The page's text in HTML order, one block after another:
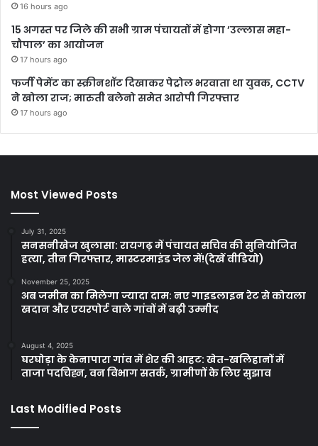
16 hours ago
15 अगस्त पर जिले की सभी ग्राम पंचायतों में होगा ’उल्लास महा-
चौपाल’ का आयोजन
17 hours ago
फर्जी पेमेंट का स्क्रीनशॉट दिखाकर पेट्रोल भरवाता था युवक, CCTV
ने खोला राज; मारुती बलेनो समेत आरोपी गिरफ्तार
17 hours ago
Most Viewed Posts
July 31, 2025
सनसनीखेज खुलासा: रायगढ़ में पंचायत सचिव की सुनियोजित
हत्या, तीन गिरफ्तार, मास्टरमाइंड जेल में!(देखें वीडियो)
November 25, 2025
अब जमीन का मिलेगा ज्यादा दाम: नए गाइडलाइन रेट से कोयला
खदान और एयरपोर्ट वाले गांवों में बढ़ी उम्मीद
August 4, 2025
घरघोड़ा के केनापारा गांव में शेर की आहट: खेत-खलिहानों में
ताजा पदचिह्न, वन विभाग सतर्क, ग्रामीणों के लिए सुझाव
Last Modified Posts